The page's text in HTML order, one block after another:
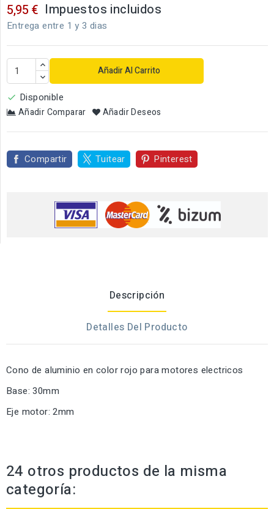
5,95 € Impuestos incluidos
Entrega entre 1 y 3 dias
Añadir Al Carrito
 Disponible
Añadir Comparar Añadir Deseos
Compartir Tuitear Pinterest
Descripción
Detalles Del Producto
Cono de aluminio en color rojo para motores electricos
Base: 30mm
Eje motor: 2mm
24 otros productos de la misma
categoría: